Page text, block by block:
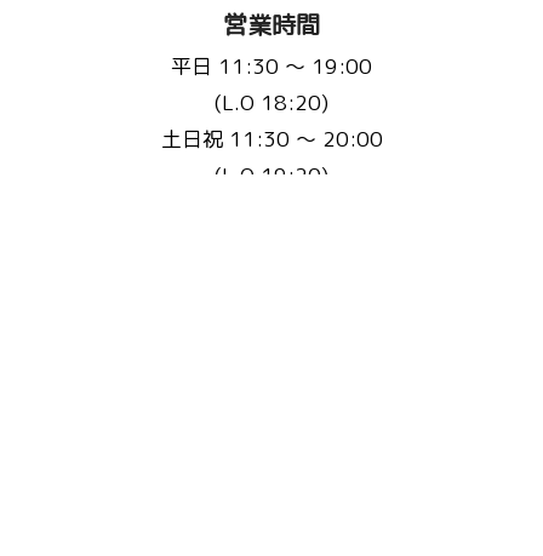
営業時間
平日 11:30 〜 19:00
(L.O 18:20)
土日祝 11:30 〜 20:00
(L.O 19:20)